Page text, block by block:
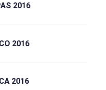
2016
2016
2016